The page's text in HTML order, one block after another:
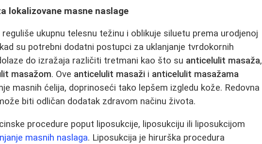
lokalizovane masne naslage
ukupnu telesnu težinu i oblikuje siluetu prema urodjenoj
su potrebni dodatni postupci za uklanjanje tvrdokornih
do izražaja različiti tretmani kao što su anticelulit masaža,
masažom. Ove anticelulit masaži i anticelulit masažama
masnih ćelija, doprinoseći tako lepšem izgledu kože. Redovna
biti odličan dodatak zdravom načinu života.
procedure poput liposukcije, liposukciju ili liposukcijom
masnih naslaga. Liposukcija je hirurška procedura